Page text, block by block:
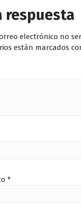
respuesta
electrónico no
están marcados
*